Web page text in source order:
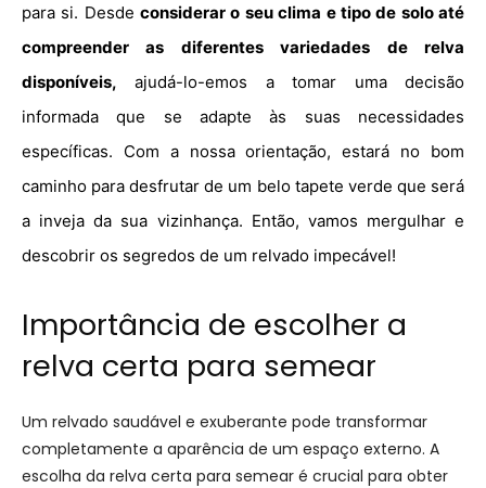
para si. Desdeconsiderar o seu clima e tipo de solo até
compreender as diferentes variedades de relva
disponíveis, ajudá-lo-emos a tomar uma decisão
informada que se adapte às suas necessidades
específicas. Com a nossa orientação, estará no bom
caminho para desfrutar de um belo tapete verde que será
a inveja da sua vizinhança. Então, vamos mergulhar e
descobrir os segredos de um relvado impecável!
Importância de escolher a
relva certa para semear
Um relvado saudável e exuberante pode transformar
completamente a aparência de um espaço externo. A
escolha da relva certa para semear é crucial para obter